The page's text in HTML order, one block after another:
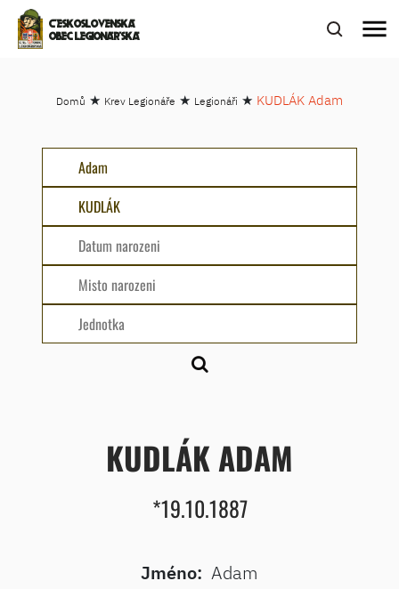
ČESKOSLOVENSKÁ
OBEC LEGIONÁŘSKÁ
menu
Domů ★ Krev Legionáře ★ Legionáři ★ KUDLÁK Adam
KUDLÁK ADAM
*19.10.1887
Jméno: Adam